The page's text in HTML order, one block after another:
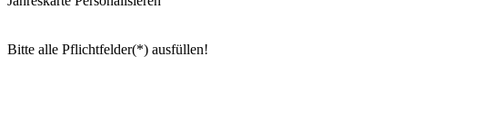
Bitte alle Pflichtfelder(*) ausfüllen!